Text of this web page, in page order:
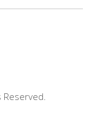
Reserved.